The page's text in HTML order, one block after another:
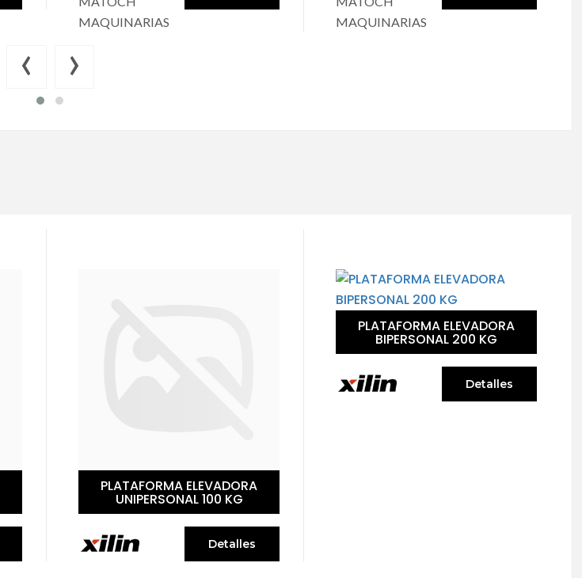
‹ ›
PLATAFORMA ELEVADORA
UNIPERSONAL 100 KG
Detalles
PLATAFORMA ELEVADORA
BIPERSONAL 200 KG
Detalles